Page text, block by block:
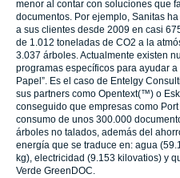
menor al contar con soluciones que
documentos. Por ejemplo, Sanitas
a sus clientes desde 2009 en casi
de 1.012 toneladas de CO2 a la
3.037 árboles. Actualmente existen
programas específicos para ayudar
Papel”. Es el caso de Entelgy
sus partners como Opentext(™) o
conseguido que empresas como
consumo de unos 300.000
árboles no talados, además del
energía que se traduce en: agua
kg), electricidad (9.153 kilovatios) y
Verde GreenDOC.